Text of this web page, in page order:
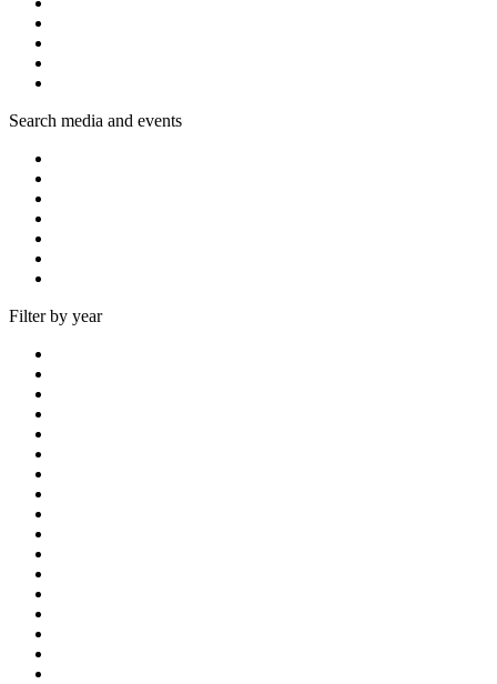
Search media and events
Filter by year